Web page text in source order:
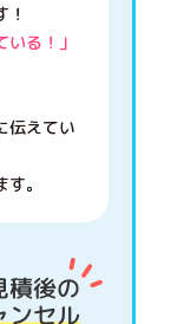
る！」
伝えてい
。